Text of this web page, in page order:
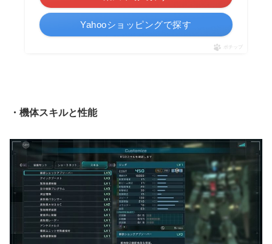
Yahooショッピングで探す
ポチップ
・機体スキルと性能